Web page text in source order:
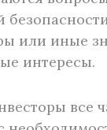
или иные
интересы.
все